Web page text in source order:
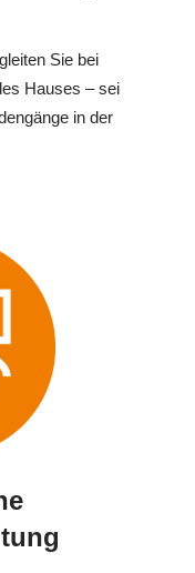
Sie bei
Hauses – sei
in der